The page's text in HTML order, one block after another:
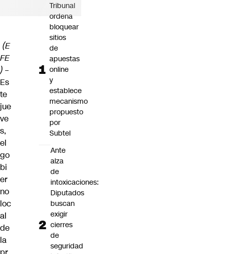
(E
FE
) –
Es
te
jue
ve
s,
el
go
bi
er
no
loc
al
de
la
Tribunal
ordena
bloquear
sitios
de
apuestas
online
y
establece
mecanismo
propuesto
por
Subtel
Ante
alza
de
intoxicaciones:
Diputados
buscan
exigir
cierres
de
seguridad